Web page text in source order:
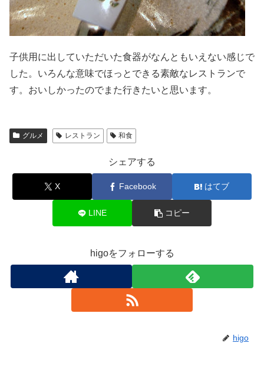
子供用に出していただいた食器がなんともいえない感じで
した。いろんな意味でほっとできる素敵なレストランで
す。おいしかったのでまた行きたいと思います。
グルメ レストラン 和食
シェアする
X Facebook はてブ
LINE コピー
higoをフォローする
higo